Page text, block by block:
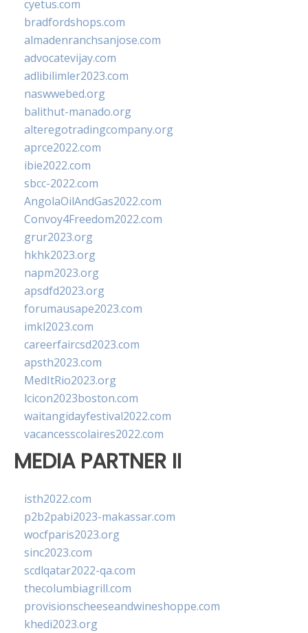
cyetus.com
bradfordshops.com
almadenranchsanjose.com
advocatevijay.com
adlibilimler2023.com
naswwebed.org
balithut-manado.org
alteregotradingcompany.org
aprce2022.com
ibie2022.com
sbcc-2022.com
AngolaOilAndGas2022.com
Convoy4Freedom2022.com
grur2023.org
hkhk2023.org
napm2023.org
apsdfd2023.org
forumausape2023.com
imkl2023.com
careerfaircsd2023.com
apsth2023.com
MedItRio2023.org
lcicon2023boston.com
waitangidayfestival2022.com
vacancesscolaires2022.com
MEDIA PARTNER II
isth2022.com
p2b2pabi2023-makassar.com
wocfparis2023.org
sinc2023.com
scdlqatar2022-qa.com
thecolumbiagrill.com
provisionscheeseandwineshoppe.com
khedi2023.org